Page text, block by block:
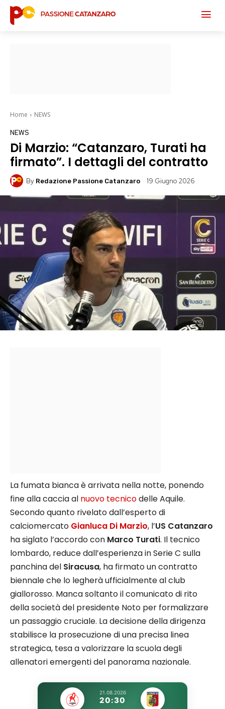
Home NEWS
NEWS
Di Marzio: “Catanzaro, Turati ha
firmato”. I dettagli del contratto
By Redazione Passione Catanzaro 19 Giugno 2026
La fumata bianca è arrivata nella notte, ponendo
fine alla caccia al nuovo tecnicodelle Aquile.
Secondo quanto rivelato dall’esperto di
calciomercato Gianluca Di Marzio, l’US Catanzaro
ha siglato l’accordo con Marco Turati. Il tecnico
lombardo, reduce dall’esperienza in Serie C sulla
panchina del Siracusa, ha firmato un contratto
biennale che lo legherà ufficialmente al club
giallorosso. Manca soltanto il comunicato di rito
della società del presidente Noto per formalizzare
un passaggio cruciale. La decisione della dirigenza
stabilisce la prosecuzione di una precisa linea
strategica, tesa a valorizzare la scuola degli
allenatori emergenti del panorama nazionale.
21.08.2026
20:30